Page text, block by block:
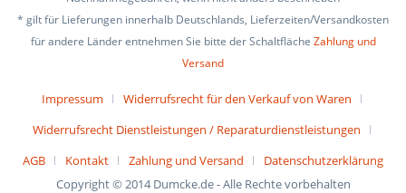
* gilt für Lieferungen innerhalb Deutschlands, Lieferzeiten/Versandkosten
für andere Länder entnehmen Sie bitte der Schaltfläche Zahlung und
Versand
Impressum
Widerrufsrecht für den Verkauf von Waren
Widerrufsrecht Dienstleistungen / Reparaturdienstleistungen
AGB
Kontakt Zahlung und Versand
Datenschutzerklärung
Copyright © 2014 Dumcke.de - Alle Rechte vorbehalten